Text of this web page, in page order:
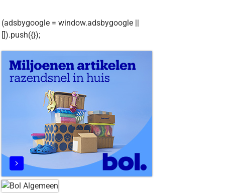
(adsbygoogle = window.adsbygoogle ||
[]).push({});